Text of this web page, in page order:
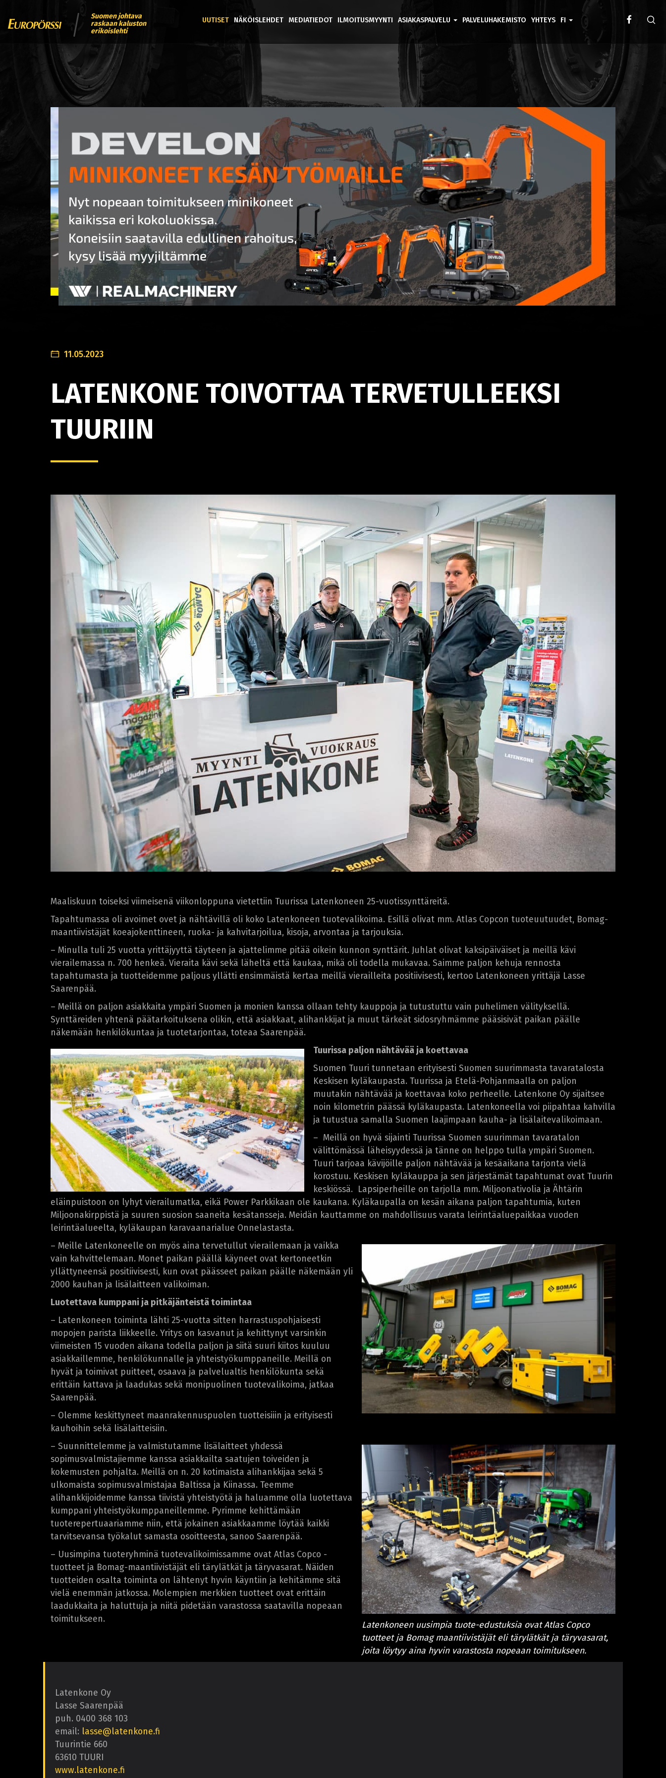
Suomen johtava
raskaan kaluston
erikoislehti
UUTISET NÄKÖISLEHDET MEDIATIEDOT ILMOITUSMYYNTI ASIAKASPALVELU PALVELUHAKEMISTO YHTEYS FI
11.05.2023
LATENKONE TOIVOTTAA TERVETULLEEKSI
TUURIIN
Maaliskuun toiseksi viimeisenä viikonloppuna vietettiin Tuurissa Latenkoneen 25-vuotissynttäreitä.
Tapahtumassa oli avoimet ovet ja nähtävillä oli koko Latenkoneen tuotevalikoima. Esillä olivat mm. Atlas Copcon tuoteuutuudet, Bomag-
maantiivistäjät koeajokenttineen, ruoka- ja kahvitarjoilua, kisoja, arvontaa ja tarjouksia.
– Minulla tuli 25 vuotta yrittäjyyttä täyteen ja ajattelimme pitää oikein kunnon synttärit. Juhlat olivat kaksipäiväiset ja meillä kävi
vierailemassa n. 700 henkeä. Vieraita kävi sekä läheltä että kaukaa, mikä oli todella mukavaa. Saimme paljon kehuja rennosta
tapahtumasta ja tuotteidemme paljous yllätti ensimmäistä kertaa meillä vierailleita positiivisesti, kertoo Latenkoneen yrittäjä Lasse
Saarenpää.
– Meillä on paljon asiakkaita ympäri Suomen ja monien kanssa ollaan tehty kauppoja ja tutustuttu vain puhelimen välityksellä.
Synttäreiden yhtenä päätarkoituksena olikin, että asiakkaat, alihankkijat ja muut tärkeät sidosryhmämme pääsisivät paikan päälle
näkemään henkilökuntaa ja tuotetarjontaa, toteaa Saarenpää.
Tuurissa paljon nähtävää ja koettavaa
Suomen Tuuri tunnetaan erityisesti Suomen suurimmasta tavaratalosta
Keskisen kyläkaupasta. Tuurissa ja Etelä-Pohjanmaalla on paljon
muutakin nähtävää ja koettavaa koko perheelle. Latenkone Oy sijaitsee
noin kilometrin päässä kyläkaupasta. Latenkoneella voi piipahtaa kahvilla
ja tutustua samalla Suomen laajimpaan kauha- ja lisälaitevalikoimaan.
– Meillä on hyvä sijainti Tuurissa Suomen suurimman tavaratalon
välittömässä läheisyydessä ja tänne on helppo tulla ympäri Suomen.
Tuuri tarjoaa kävijöille paljon nähtävää ja kesäaikana tarjonta vielä
korostuu. Keskisen kyläkauppa ja sen järjestämät tapahtumat ovat Tuurin
keskiössä. Lapsiperheille on tarjolla mm. Miljoonativolia ja Ähtärin
eläinpuistoon on lyhyt vierailumatka, eikä Power Parkkikaan ole kaukana. Kyläkaupalla on kesän aikana paljon tapahtumia, kuten
Miljoonakirppistä ja suuren suosion saaneita kesätansseja. Meidän kauttamme on mahdollisuus varata leirintäaluepaikkaa vuoden
leirintäalueelta, kyläkaupan karavaanarialue Onnelastasta.
– Meille Latenkoneelle on myös aina tervetullut vierailemaan ja vaikka
vain kahvittelemaan. Monet paikan päällä käyneet ovat kertoneetkin
yllättyneensä positiivisesti, kun ovat päässeet paikan päälle näkemään yli
2000 kauhan ja lisälaitteen valikoiman.
Luotettava kumppani ja pitkäjänteistä toimintaa
– Latenkoneen toiminta lähti 25-vuotta sitten harrastuspohjaisesti
mopojen parista liikkeelle. Yritys on kasvanut ja kehittynyt varsinkin
viimeisten 15 vuoden aikana todella paljon ja siitä suuri kiitos kuuluu
asiakkaillemme, henkilökunnalle ja yhteistyökumppaneille. Meillä on
hyvät ja toimivat puitteet, osaava ja palvelualtis henkilökunta sekä
erittäin kattava ja laadukas sekä monipuolinen tuotevalikoima, jatkaa
Saarenpää.
– Olemme keskittyneet maanrakennuspuolen tuotteisiiin ja erityisesti
kauhoihin sekä lisälaitteisiin.
Latenkoneen uusimpia tuote-edustuksia ovat Atlas Copco
tuotteet ja Bomag maantiivistäjät eli tärylätkät ja täryvasarat,
joita löytyy aina hyvin varastosta nopeaan toimitukseen.
– Suunnittelemme ja valmistutamme lisälaitteet yhdessä
sopimusvalmistajiemme kanssa asiakkailta saatujen toiveiden ja
kokemusten pohjalta. Meillä on n. 20 kotimaista alihankkijaa sekä 5
ulkomaista sopimusvalmistajaa Baltissa ja Kiinassa. Teemme
alihankkijoidemme kanssa tiivistä yhteistyötä ja haluamme olla luotettava
kumppani yhteistyökumppaneillemme. Pyrimme kehittämään
tuoterepertuaariamme niin, että jokainen asiakkaamme löytää kaikki
tarvitsevansa työkalut samasta osoitteesta, sanoo Saarenpää.
– Uusimpina tuoteryhminä tuotevalikoimissamme ovat Atlas Copco -
tuotteet ja Bomag-maantiivistäjät eli tärylätkät ja täryvasarat. Näiden
tuotteiden osalta toiminta on lähtenyt hyvin käyntiin ja kehitämme sitä
vielä enemmän jatkossa. Molempien merkkien tuotteet ovat erittäin
laadukkaita ja haluttuja ja niitä pidetään varastossa saatavilla nopeaan
toimitukseen.
Latenkone Oy
Lasse Saarenpää
puh. 0400 368 103
email: lasse@latenkone.fi
Tuurintie 660
63610 TUURI
www.latenkone.fi